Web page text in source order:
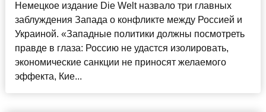
Немецкое издание Die Welt назвало три главных
заблуждения Запада о конфликте между Россией и
Украиной. «Западные политики должны посмотреть
правде в глаза: Россию не удастся изолировать,
экономические санкции не приносят желаемого
эффекта, Кие...